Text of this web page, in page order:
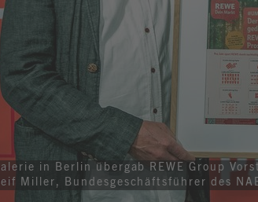
in Berlin übergab REWE Group
Miller, Bundesgeschäftsführer des